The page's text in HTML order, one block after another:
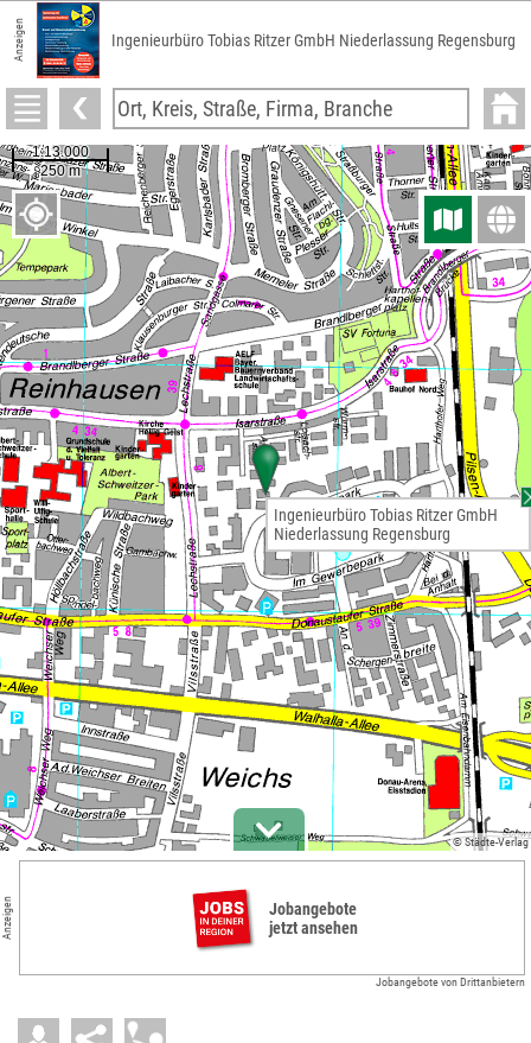
Anzeigen Ingenieurbüro Tobias Ritzer GmbH Niederlassung Regensburg
© Städte-Verlag
Ingenieurbüro Tobias Ritzer GmbH
Niederlassung Regensburg
Anzeigen
Jobangebote
jetzt ansehen
Jobangebote von Drittanbietern